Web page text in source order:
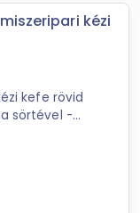
kézi
kefe rövid
sörtével -
kefe,